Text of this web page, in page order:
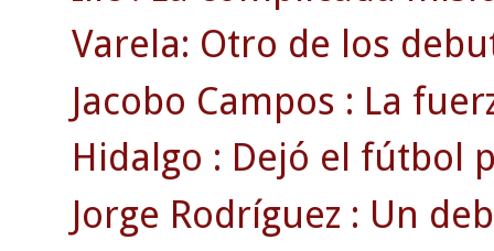
Varela: Otro de los
Jacobo Campos : La
Hidalgo : Dejó el fútbol
Jorge Rodríguez : Un